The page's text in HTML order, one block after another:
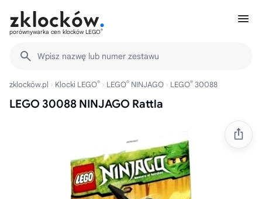
porównywarka cen klocków LEGO®
Wpisz nazwę lub numer zestawu
zklocków.pl Klocki LEGO® LEGO® NINJAGO LEGO® 30088
LEGO 30088 NINJAGO Rattla